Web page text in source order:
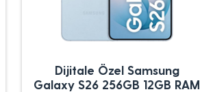
Dijitale Özel Samsung
Galaxy S26 256GB 12GB RAM